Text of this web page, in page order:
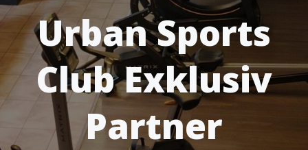
Urban Sports
Club Exklusiv
Partner